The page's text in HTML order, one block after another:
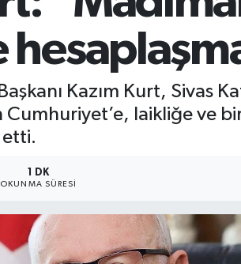
Kazım Kurt, Sivas
Cumhuriyet’e, laikliğe ve
etti.
1 DK
OKUNMA SÜRESI